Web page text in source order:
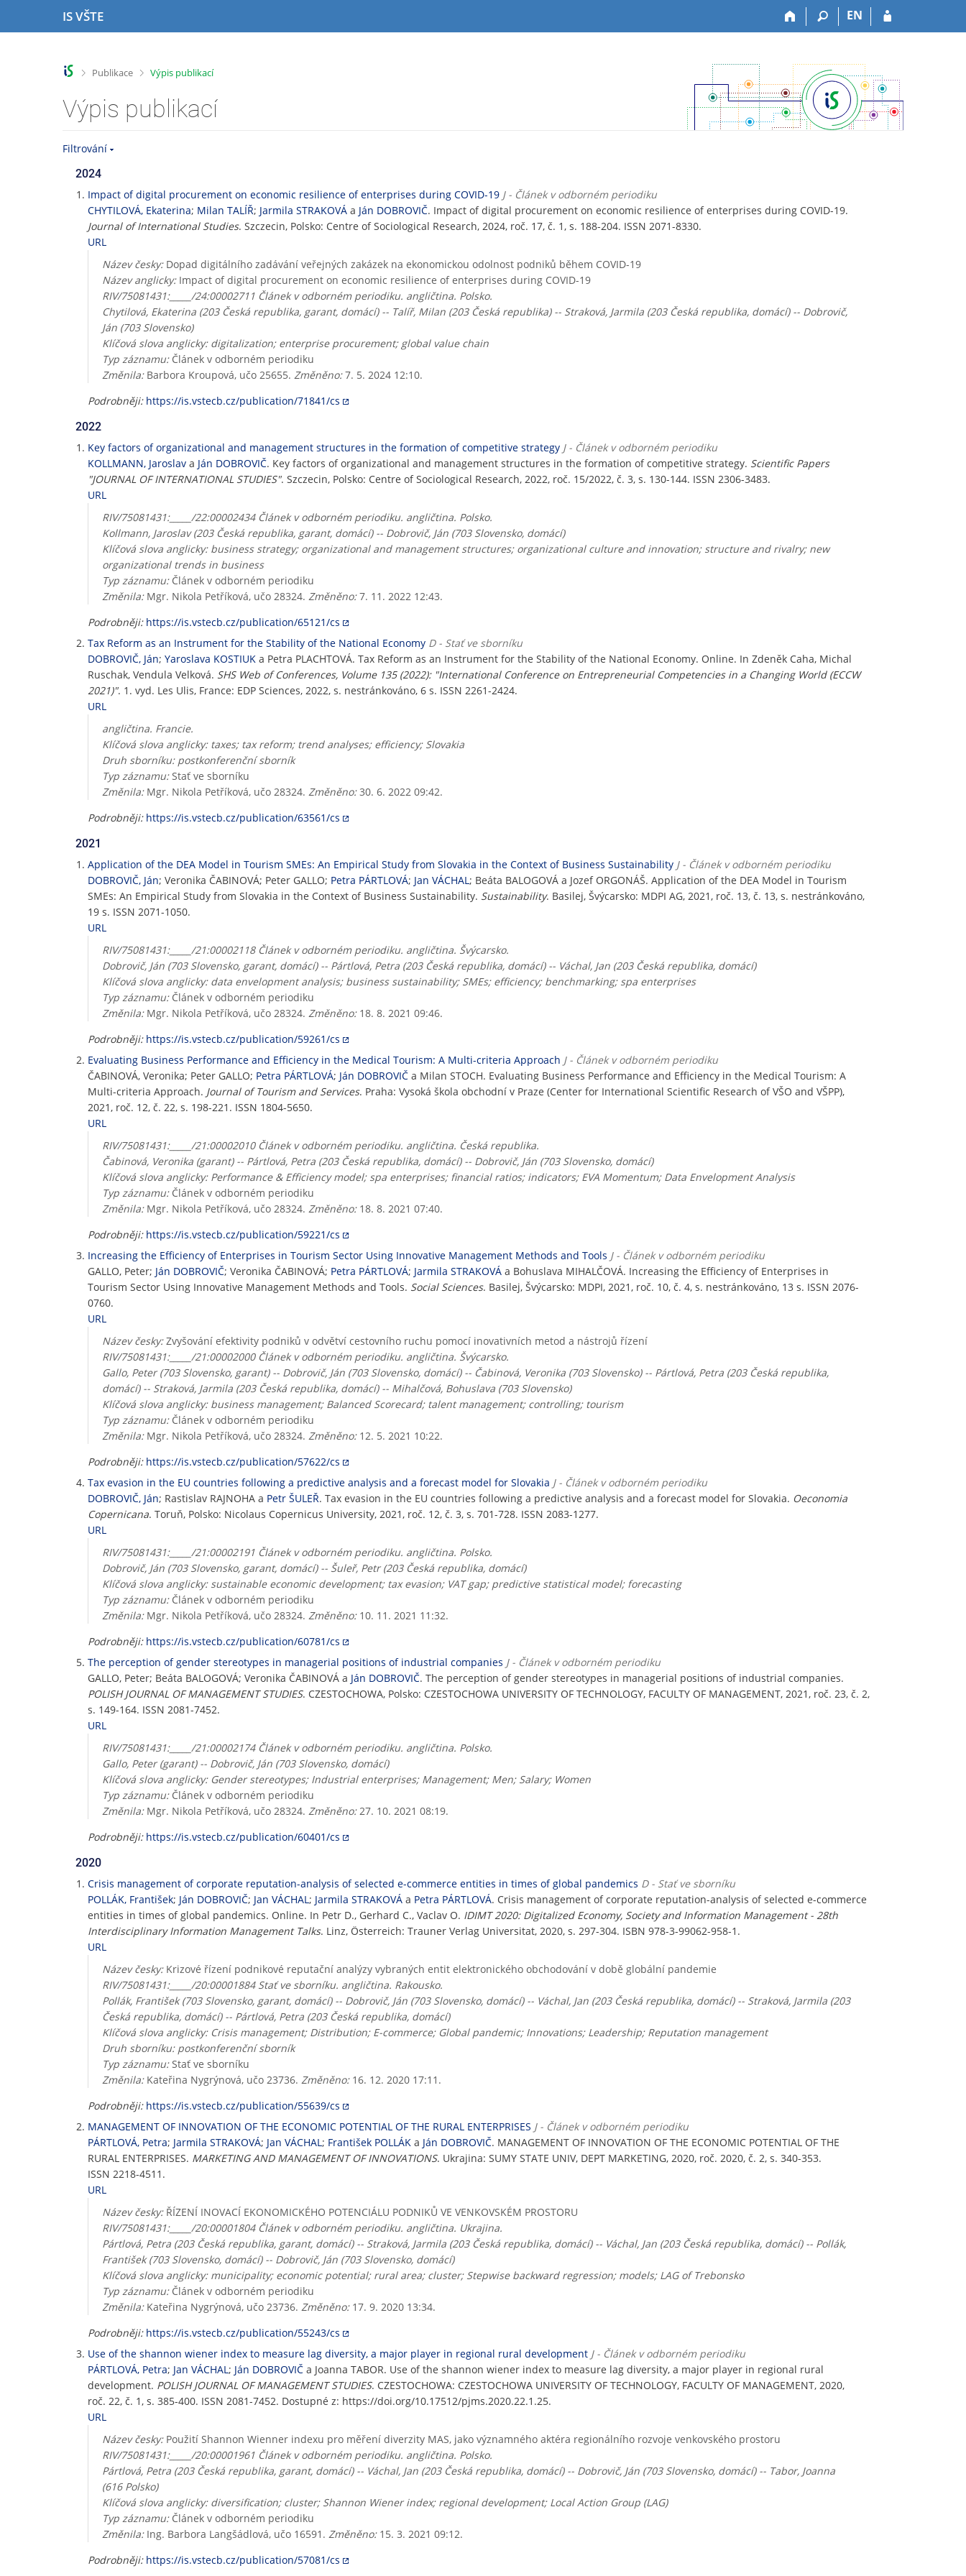
IS VŠTE EN
>Publikace >
Výpis publikací
Výpis publikací
Filtrování
2024
Impact of digital procurement on economic resilience of enterprises during COVID-19 J - Článek v odborném periodiku
CHYTILOVÁ, Ekaterina; Milan TALÍŘ; Jarmila STRAKOVÁ a Ján DOBROVIČ. Impact of digital procurement on economic resilience of enterprises during COVID-19.
Journal of International Studies. Szczecin, Polsko: Centre of Sociological Research, 2024, roč. 17, č. 1, s. 188-204. ISSN 2071-8330.
URL
Název česky:Dopad digitálního zadávání veřejných zakázek na ekonomickou odolnost podniků během COVID-19
Název anglicky:Impact of digital procurement on economic resilience of enterprises during COVID-19
RIV/75081431:_____/24:00002711 Článek v odborném periodiku. angličtina. Polsko.
Chytilová, Ekaterina (203 Česká republika, garant, domácí) -- Talíř, Milan (203 Česká republika) -- Straková, Jarmila (203 Česká republika, domácí) -- Dobrovič,
Ján (703 Slovensko)
Klíčová slova anglicky: digitalization; enterprise procurement; global value chain
Typ záznamu:Článek v odborném periodiku
Změnila:Barbora Kroupová, učo 25655. Změněno:7. 5. 2024 12:10.
Podrobněji: https://is.vstecb.cz/publication/71841/cs
2022
Key factors of organizational and management structures in the formation of competitive strategy J - Článek v odborném periodiku
KOLLMANN, Jaroslav a Ján DOBROVIČ. Key factors of organizational and management structures in the formation of competitive strategy. Scientific Papers
"JOURNAL OF INTERNATIONAL STUDIES". Szczecin, Polsko: Centre of Sociological Research, 2022, roč. 15/2022, č. 3, s. 130-144. ISSN 2306-3483.
URL
RIV/75081431:_____/22:00002434 Článek v odborném periodiku. angličtina. Polsko.
Kollmann, Jaroslav (203 Česká republika, garant, domácí) -- Dobrovič, Ján (703 Slovensko, domácí)
Klíčová slova anglicky: business strategy; organizational and management structures; organizational culture and innovation; structure and rivalry; new
organizational trends in business
Typ záznamu:Článek v odborném periodiku
Změnila:Mgr. Nikola Petříková, učo 28324. Změněno:7. 11. 2022 12:43.
Podrobněji: https://is.vstecb.cz/publication/65121/cs
Tax Reform as an Instrument for the Stability of the National Economy D - Stať ve sborníku
DOBROVIČ, Ján; Yaroslava KOSTIUK a Petra PLACHTOVÁ. Tax Reform as an Instrument for the Stability of the National Economy. Online. In Zdeněk Caha, Michal
Ruschak, Vendula Velková. SHS Web of Conferences, Volume 135 (2022): "International Conference on Entrepreneurial Competencies in a Changing World (ECCW
2021)". 1. vyd. Les Ulis, France: EDP Sciences, 2022, s. nestránkováno, 6 s. ISSN 2261-2424.
URL
angličtina. Francie.
Klíčová slova anglicky: taxes; tax reform; trend analyses; efficiency; Slovakia
Druh sborníku: postkonferenční sborník
Typ záznamu:Stať ve sborníku
Změnila:Mgr. Nikola Petříková, učo 28324. Změněno:30. 6. 2022 09:42.
Podrobněji: https://is.vstecb.cz/publication/63561/cs
2021
Application of the DEA Model in Tourism SMEs: An Empirical Study from Slovakia in the Context of Business Sustainability J - Článek v odborném periodiku
DOBROVIČ, Ján; Veronika ČABINOVÁ; Peter GALLO; Petra PÁRTLOVÁ; Jan VÁCHAL; Beáta BALOGOVÁ a Jozef ORGONÁŠ. Application of the DEA Model in Tourism
SMEs: An Empirical Study from Slovakia in the Context of Business Sustainability. Sustainability. Basilej, Švýcarsko: MDPI AG, 2021, roč. 13, č. 13, s. nestránkováno,
19 s. ISSN 2071-1050.
URL
RIV/75081431:_____/21:00002118 Článek v odborném periodiku. angličtina. Švýcarsko.
Dobrovič, Ján (703 Slovensko, garant, domácí) -- Pártlová, Petra (203 Česká republika, domácí) -- Váchal, Jan (203 Česká republika, domácí)
Klíčová slova anglicky: data envelopment analysis; business sustainability; SMEs; efficiency; benchmarking; spa enterprises
Typ záznamu:Článek v odborném periodiku
Změnila:Mgr. Nikola Petříková, učo 28324. Změněno:18. 8. 2021 09:46.
Podrobněji: https://is.vstecb.cz/publication/59261/cs
Evaluating Business Performance and Efficiency in the Medical Tourism: A Multi-criteria Approach J - Článek v odborném periodiku
ČABINOVÁ, Veronika; Peter GALLO; Petra PÁRTLOVÁ; Ján DOBROVIČ a Milan STOCH. Evaluating Business Performance and Efficiency in the Medical Tourism: A
Multi-criteria Approach. Journal of Tourism and Services. Praha: Vysoká škola obchodní v Praze (Center for International Scientific Research of VŠO and VŠPP),
2021, roč. 12, č. 22, s. 198-221. ISSN 1804-5650.
URL
RIV/75081431:_____/21:00002010 Článek v odborném periodiku. angličtina. Česká republika.
Čabinová, Veronika (garant) -- Pártlová, Petra (203 Česká republika, domácí) -- Dobrovič, Ján (703 Slovensko, domácí)
Klíčová slova anglicky: Performance & Efficiency model; spa enterprises; financial ratios; indicators; EVA Momentum; Data Envelopment Analysis
Typ záznamu:Článek v odborném periodiku
Změnila:Mgr. Nikola Petříková, učo 28324. Změněno:18. 8. 2021 07:40.
Podrobněji: https://is.vstecb.cz/publication/59221/cs
Increasing the Efficiency of Enterprises in Tourism Sector Using Innovative Management Methods and Tools J - Článek v odborném periodiku
GALLO, Peter; Ján DOBROVIČ; Veronika ČABINOVÁ; Petra PÁRTLOVÁ; Jarmila STRAKOVÁ a Bohuslava MIHALČOVÁ. Increasing the Efficiency of Enterprises in
Tourism Sector Using Innovative Management Methods and Tools. Social Sciences. Basilej, Švýcarsko: MDPI, 2021, roč. 10, č. 4, s. nestránkováno, 13 s. ISSN 2076-
0760.
URL
Název česky:Zvyšování efektivity podniků v odvětví cestovního ruchu pomocí inovativních metod a nástrojů řízení
RIV/75081431:_____/21:00002000 Článek v odborném periodiku. angličtina. Švýcarsko.
Gallo, Peter (703 Slovensko, garant) -- Dobrovič, Ján (703 Slovensko, domácí) -- Čabinová, Veronika (703 Slovensko) -- Pártlová, Petra (203 Česká republika,
domácí) -- Straková, Jarmila (203 Česká republika, domácí) -- Mihalčová, Bohuslava (703 Slovensko)
Klíčová slova anglicky: business management; Balanced Scorecard; talent management; controlling; tourism
Typ záznamu:Článek v odborném periodiku
Změnila:Mgr. Nikola Petříková, učo 28324. Změněno:12. 5. 2021 10:22.
Podrobněji: https://is.vstecb.cz/publication/57622/cs
Tax evasion in the EU countries following a predictive analysis and a forecast model for Slovakia J - Článek v odborném periodiku
DOBROVIČ, Ján; Rastislav RAJNOHA a Petr ŠULEŘ. Tax evasion in the EU countries following a predictive analysis and a forecast model for Slovakia. Oeconomia
Copernicana. Toruň, Polsko: Nicolaus Copernicus University, 2021, roč. 12, č. 3, s. 701-728. ISSN 2083-1277.
URL
RIV/75081431:_____/21:00002191 Článek v odborném periodiku. angličtina. Polsko.
Dobrovič, Ján (703 Slovensko, garant, domácí) -- Šuleř, Petr (203 Česká republika, domácí)
Klíčová slova anglicky: sustainable economic development; tax evasion; VAT gap; predictive statistical model; forecasting
Typ záznamu:Článek v odborném periodiku
Změnila:Mgr. Nikola Petříková, učo 28324. Změněno:10. 11. 2021 11:32.
Podrobněji: https://is.vstecb.cz/publication/60781/cs
The perception of gender stereotypes in managerial positions of industrial companies J - Článek v odborném periodiku
GALLO, Peter; Beáta BALOGOVÁ; Veronika ČABINOVÁ a Ján DOBROVIČ. The perception of gender stereotypes in managerial positions of industrial companies.
POLISH JOURNAL OF MANAGEMENT STUDIES. CZESTOCHOWA, Polsko: CZESTOCHOWA UNIVERSITY OF TECHNOLOGY, FACULTY OF MANAGEMENT, 2021, roč. 23, č. 2,
s. 149-164. ISSN 2081-7452.
URL
RIV/75081431:_____/21:00002174 Článek v odborném periodiku. angličtina. Polsko.
Gallo, Peter (garant) -- Dobrovič, Ján (703 Slovensko, domácí)
Klíčová slova anglicky: Gender stereotypes; Industrial enterprises; Management; Men; Salary; Women
Typ záznamu:Článek v odborném periodiku
Změnila:Mgr. Nikola Petříková, učo 28324. Změněno:27. 10. 2021 08:19.
Podrobněji: https://is.vstecb.cz/publication/60401/cs
2020
Crisis management of corporate reputation-analysis of selected e-commerce entities in times of global pandemics D - Stať ve sborníku
POLLÁK, František; Ján DOBROVIČ; Jan VÁCHAL; Jarmila STRAKOVÁ a Petra PÁRTLOVÁ. Crisis management of corporate reputation-analysis of selected e-commerce
entities in times of global pandemics. Online. In Petr D., Gerhard C., Vaclav O. IDIMT 2020: Digitalized Economy, Society and Information Management - 28th
Interdisciplinary Information Management Talks. Linz, Österreich: Trauner Verlag Universitat, 2020, s. 297-304. ISBN 978-3-99062-958-1.
URL
Název česky:Krizové řízení podnikové reputační analýzy vybraných entit elektronického obchodování v době globální pandemie
RIV/75081431:_____/20:00001884 Stať ve sborníku. angličtina. Rakousko.
Pollák, František (703 Slovensko, garant, domácí) -- Dobrovič, Ján (703 Slovensko, domácí) -- Váchal, Jan (203 Česká republika, domácí) -- Straková, Jarmila (203
Česká republika, domácí) -- Pártlová, Petra (203 Česká republika, domácí)
Klíčová slova anglicky: Crisis management; Distribution; E-commerce; Global pandemic; Innovations; Leadership; Reputation management
Druh sborníku: postkonferenční sborník
Typ záznamu:Stať ve sborníku
Změnila:Kateřina Nygrýnová, učo 23736. Změněno:16. 12. 2020 17:11.
Podrobněji: https://is.vstecb.cz/publication/55639/cs
MANAGEMENT OF INNOVATION OF THE ECONOMIC POTENTIAL OF THE RURAL ENTERPRISES J - Článek v odborném periodiku
PÁRTLOVÁ, Petra; Jarmila STRAKOVÁ; Jan VÁCHAL; František POLLÁK a Ján DOBROVIČ. MANAGEMENT OF INNOVATION OF THE ECONOMIC POTENTIAL OF THE
RURAL ENTERPRISES. MARKETING AND MANAGEMENT OF INNOVATIONS. Ukrajina: SUMY STATE UNIV, DEPT MARKETING, 2020, roč. 2020, č. 2, s. 340-353.
ISSN 2218-4511.
URL
Název česky:ŘÍZENÍ INOVACÍ EKONOMICKÉHO POTENCIÁLU PODNIKŮ VE VENKOVSKÉM PROSTORU
RIV/75081431:_____/20:00001804 Článek v odborném periodiku. angličtina. Ukrajina.
Pártlová, Petra (203 Česká republika, garant, domácí) -- Straková, Jarmila (203 Česká republika, domácí) -- Váchal, Jan (203 Česká republika, domácí) -- Pollák,
František (703 Slovensko, domácí) -- Dobrovič, Ján (703 Slovensko, domácí)
Klíčová slova anglicky: municipality; economic potential; rural area; cluster; Stepwise backward regression; models; LAG of Trebonsko
Typ záznamu:Článek v odborném periodiku
Změnila:Kateřina Nygrýnová, učo 23736. Změněno:17. 9. 2020 13:34.
Podrobněji: https://is.vstecb.cz/publication/55243/cs
Use of the shannon wiener index to measure lag diversity, a major player in regional rural development J - Článek v odborném periodiku
PÁRTLOVÁ, Petra; Jan VÁCHAL; Ján DOBROVIČ a Joanna TABOR. Use of the shannon wiener index to measure lag diversity, a major player in regional rural
development. POLISH JOURNAL OF MANAGEMENT STUDIES. CZESTOCHOWA: CZESTOCHOWA UNIVERSITY OF TECHNOLOGY, FACULTY OF MANAGEMENT, 2020,
roč. 22, č. 1, s. 385-400. ISSN 2081-7452. Dostupné z: https://doi.org/10.17512/pjms.2020.22.1.25.
URL
Název česky:Použití Shannon Wienner indexu pro měření diverzity MAS, jako významného aktéra regionálního rozvoje venkovského prostoru
RIV/75081431:_____/20:00001961 Článek v odborném periodiku. angličtina. Polsko.
Pártlová, Petra (203 Česká republika, garant, domácí) -- Váchal, Jan (203 Česká republika, domácí) -- Dobrovič, Ján (703 Slovensko, domácí) -- Tabor, Joanna
(616 Polsko)
Klíčová slova anglicky: diversification; cluster; Shannon Wiener index; regional development; Local Action Group (LAG)
Typ záznamu:Článek v odborném periodiku
Změnila:Ing. Barbora Langšádlová, učo 16591. Změněno:15. 3. 2021 09:12.
Podrobněji: https://is.vstecb.cz/publication/57081/cs